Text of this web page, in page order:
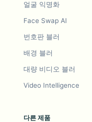
얼굴 익명화
Face Swap AI
번호판 블러
배경 블러
대량 비디오 블러
Video Intelligence
다른 제품